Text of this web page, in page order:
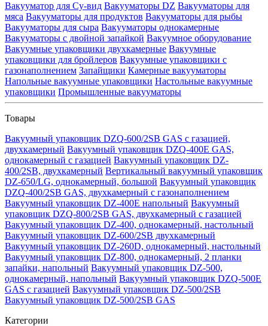
Вакууматор для Су-вид Вакууматоры DZ Вакууматоры для
мяса Вакууматоры для продуктов Вакууматоры для рыбы
Вакууматоры для сыра Вакууматоры однокамерные
Вакууматоры с двойной запайкой Вакуумное оборудование
Вакуумные упаковщики двухкамерные Вакуумные
упаковщики для бройлеров Вакуумные упаковщики с
газонаполнением Запайщики Камерные вакууматоры
Напольные вакуумные упаковщики Настольные вакуумные
упаковщики Промышленные вакууматоры
Товары
Вакуумный упаковщик DZQ-600/2SB GAS с газацией,
двухкамерный Вакуумный упаковщик DZQ-400E GAS,
однокамерный с газацией Вакуумный упаковщик DZ-
400/2SB, двухкамерный Вертикальный вакуумный упаковщик
DZ-650/LG, однокамерный, большой Вакуумный упаковщик
DZQ-400/2SB GAS, двухкамерный с газонаполнением
Вакуумный упаковщик DZ-400E напольный Вакуумный
упаковщик DZQ-800/2SB GAS, двухкамерный с газацией
Вакуумный упаковщик DZ-400, однокамерный, настольный
Вакуумный упаковщик DZ-600/2SB двухкамерный
Вакуумный упаковщик DZ-260D, однокамерный, настольный
Вакуумный упаковщик DZ-800, однокамерный, 2 планки
запайки, напольный Вакуумный упаковщик DZ-500,
однокамерный, напольный Вакуумный упаковщик DZQ-500E
GAS с газацией Вакуумный упаковщик DZ-500/2SB
Вакуумный упаковщик DZ-500/2SB GAS
Категории